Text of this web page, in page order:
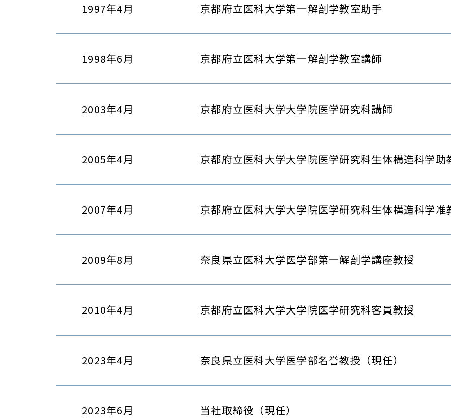
1997年4月 京都府立医科大学第一解剖学教室助手
1998年6月 京都府立医科大学第一解剖学教室講師
2003年4月 京都府立医科大学大学院医学研究科講師
2005年4月 京都府立医科大学大学院医学研究科生体構造科学助
2007年4月 京都府立医科大学大学院医学研究科生体構造科学准
2009年8月 奈良県立医科大学医学部第一解剖学講座教授
2010年4月 京都府立医科大学大学院医学研究科客員教授
2023年4月 奈良県立医科大学医学部名誉教授（現任）
2023年6月 当社取締役（現任）